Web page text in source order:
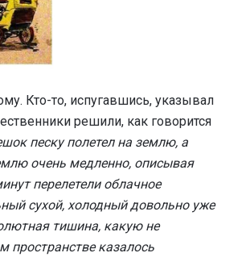
Кто-то, испугавшись, указывал
решили, как говорится
песку полетел на землю, а
очень медленно, описывая
перелетели облачное
сухой, холодный довольно уже
тишина, какую не
пространстве казалось